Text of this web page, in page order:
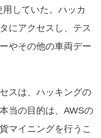
していた。ハッカ
にアクセスし、テス
やその他の車両デー
スは、ハッキングの
当の目的は、AWSの
マイニングを行うこ